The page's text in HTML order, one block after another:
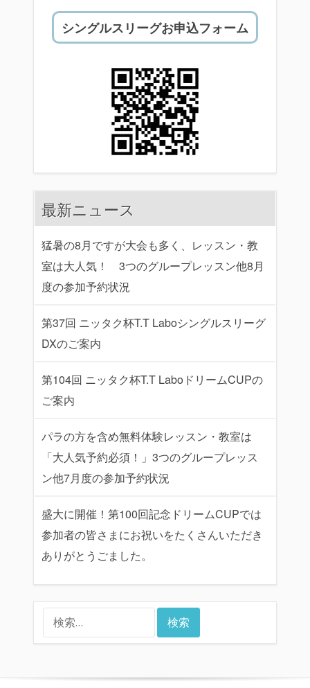
シングルスリーグお申込フォーム
最新ニュース
猛暑の8月ですが大会も多く、レッスン・教
室は大人気！ 3つのグループレッスン他8月
度の参加予約状況
第37回 ニッタク杯T.T Laboシングルスリーグ
DXのご案内
第104回 ニッタク杯T.T LaboドリームCUPの
ご案内
パラの方を含め無料体験レッスン・教室は
「大人気予約必須！」3つのグループレッス
ン他7月度の参加予約状況
盛大に開催！第100回記念ドリームCUPでは
参加者の皆さまにお祝いをたくさんいただき
ありがとうごました。
索: